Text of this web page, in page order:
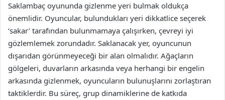
Saklambaç oyununda gizlenme yeri bulmak oldukça
önemlidir. Oyuncular, bulundukları yeri dikkatlice seçerek
‘sakar’ tarafından bulunmamaya çalışırken, çevreyi iyi
gözlemlemek zorundadır. Saklanacak yer, oyuncunun
dışarıdan görünmeyeceği bir alan olmalıdır. Ağaçların
gölgeleri, duvarların arkasında veya herhangi bir engelin
arkasında gizlenmek, oyuncuların bulunuşlarını zorlaştıran
taktiklerdir. Bu süreç, grup dinamiklerine de katkıda